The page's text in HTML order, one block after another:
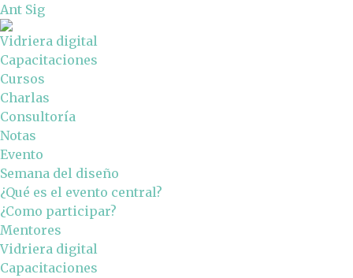
Ant Sig
Vidriera digital
Capacitaciones
Cursos
Charlas
Consultoría
Notas
Evento
Semana del diseño
¿Qué es el evento central?
¿Como participar?
Mentores
Vidriera digital
Capacitaciones